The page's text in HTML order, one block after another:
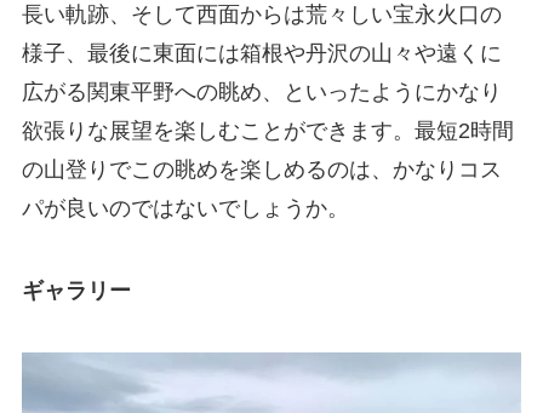
長い軌跡、そして西面からは荒々しい宝永火口の
様子、最後に東面には箱根や丹沢の山々や遠くに
広がる関東平野への眺め、といったようにかなり
欲張りな展望を楽しむことができます。最短2時間
の山登りでこの眺めを楽しめるのは、かなりコス
パが良いのではないでしょうか。
ギャラリー